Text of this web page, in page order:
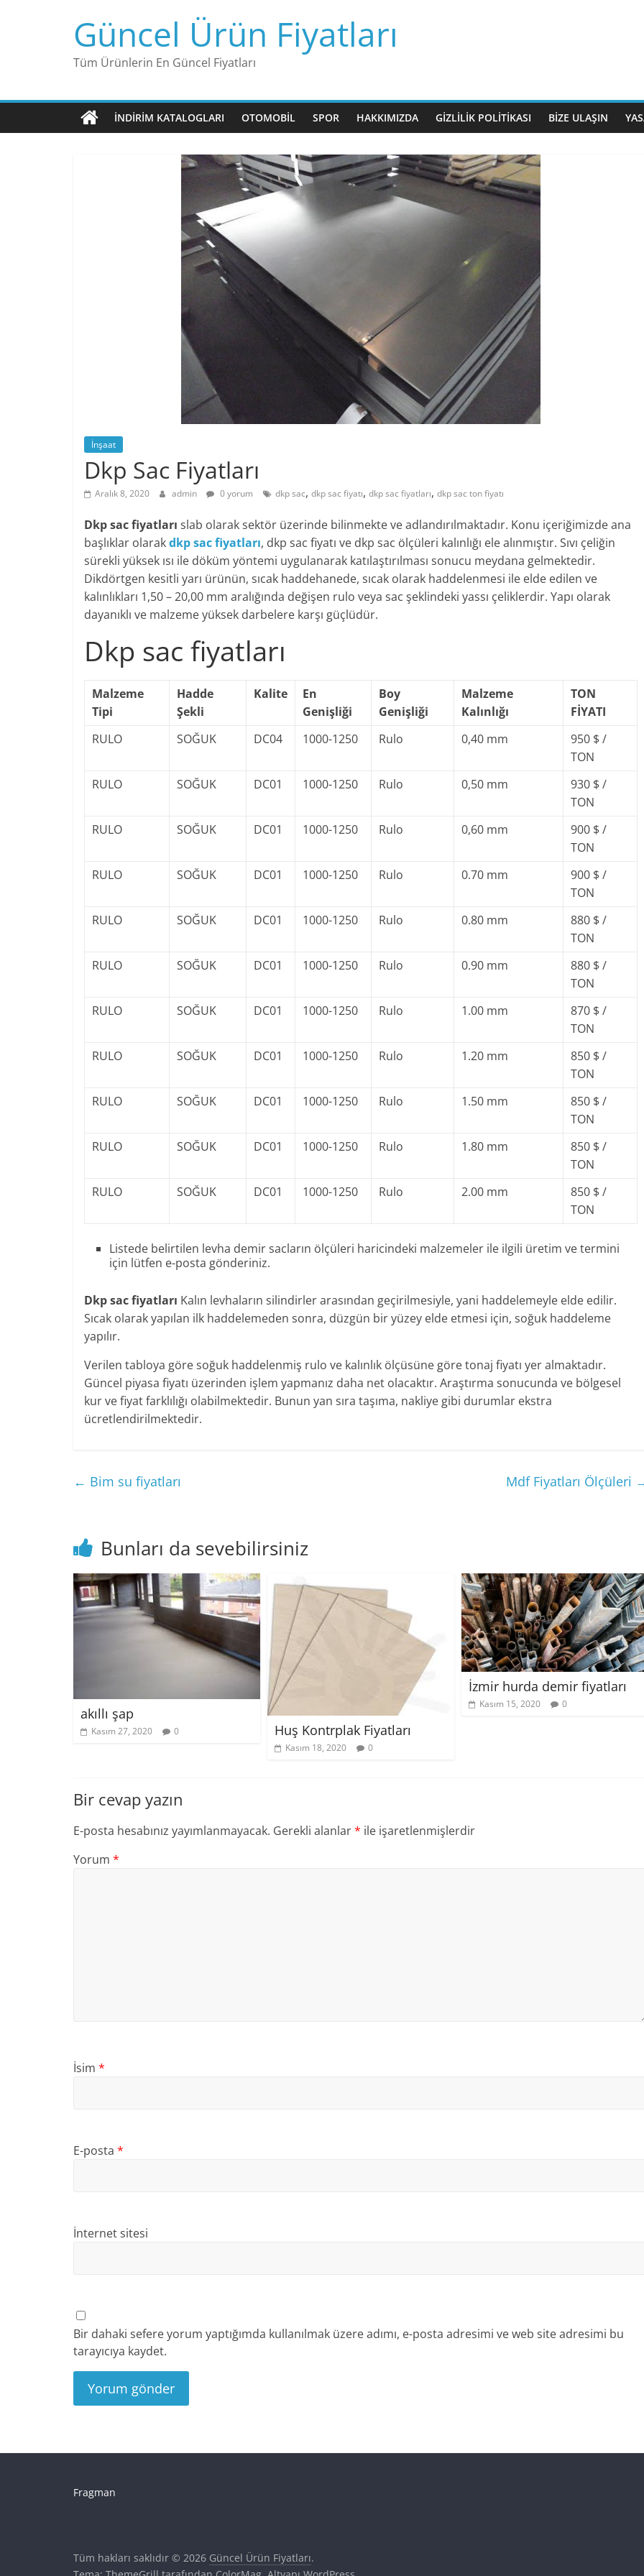
Güncel Ürün Fiyatları
Tüm Ürünlerin En Güncel Fiyatları
İNDIRIM KATALOGLARI OTOMOBIL SPOR HAKKIMIZDA GIZLILIK POLITIKASI BIZE ULAŞIN
İnşaat
Dkp Sac Fiyatları
Aralık 8, 2020 admin 0 yorum dkp sac, dkp sac fiyatı, dkp sac fiyatları, dkp sac ton fiyatı
Dkp sac fiyatları slab olarak sektör üzerinde bilinmekte ve adlandırılmaktadır. Konu içeriğimizde ana
başlıklar olarakdkp sac fiyatları, dkp sac fiyatı ve dkp sac ölçüleri kalınlığı ele alınmıştır. Sıvı çeliğin
sürekli yüksek ısı ile döküm yöntemi uygulanarak katılaştırılması sonucu meydana gelmektedir.
Dikdörtgen kesitli yarı ürünün, sıcak haddehanede, sıcak olarak haddelenmesi ile elde edilen ve
kalınlıkları 1,50 – 20,00 mm aralığında değişen rulo veya sac şeklindeki yassı çeliklerdir. Yapı olarak
dayanıklı ve malzeme yüksek darbelere karşı güçlüdür.
Dkp sac fiyatları
Malzeme
Tipi
Hadde
Şekli
Kalite
En
Genişliği
Boy
Genişliği
Malzeme
Kalınlığı
TON
FİYATI
RULO
SOĞUK DC04 1000-1250 Rulo 0,40 mm
950 $ /
TON
RULO
SOĞUK DC01 1000-1250 Rulo 0,50 mm
930 $ /
TON
RULO
SOĞUK DC01 1000-1250 Rulo 0,60 mm
900 $ /
TON
RULO
SOĞUK DC01 1000-1250 Rulo 0.70 mm
900 $ /
TON
RULO
SOĞUK DC01 1000-1250 Rulo 0.80 mm
880 $ /
TON
RULO
SOĞUK DC01 1000-1250 Rulo 0.90 mm
880 $ /
TON
RULO
SOĞUK DC01 1000-1250 Rulo 1.00 mm
870 $ /
TON
RULO
SOĞUK DC01 1000-1250 Rulo 1.20 mm
850 $ /
TON
RULO
SOĞUK DC01 1000-1250 Rulo 1.50 mm
850 $ /
TON
RULO
SOĞUK DC01 1000-1250 Rulo 1.80 mm
850 $ /
TON
RULO
SOĞUK DC01 1000-1250 Rulo 2.00 mm
850 $ /
TON
Listede belirtilen levha demir sacların ölçüleri haricindeki malzemeler ile ilgili üretim ve termini
için lütfen e-posta gönderiniz.
Dkp sac fiyatları Kalın levhaların silindirler arasından geçirilmesiyle, yani haddelemeyle elde edilir.
Sıcak olarak yapılan ilk haddelemeden sonra, düzgün bir yüzey elde etmesi için, soğuk haddeleme
yapılır.
Verilen tabloya göre soğuk haddelenmiş rulo ve kalınlık ölçüsüne göre tonaj fiyatı yer almaktadır.
Güncel piyasa fiyatı üzerinden işlem yapmanız daha net olacaktır. Araştırma sonucunda ve bölgesel
kur ve fiyat farklılığı olabilmektedir. Bunun yan sıra taşıma, nakliye gibi durumlar ekstra
ücretlendirilmektedir.
← Bim su fiyatları Mdf Fiyatları Ölçüleri
Bunları da sevebilirsiniz
akıllı şap
Kasım 27, 2020 0 Huş Kontrplak Fiyatları
Kasım 18, 2020 0
İzmir hurda demir fiyatları
Kasım 15, 2020 0
Bir cevap yazın
E-posta hesabınız yayımlanmayacak. Gerekli alanlar* ile işaretlenmişlerdir
Yorum *
İsim *
E-posta *
İnternet sitesi
Bir dahaki sefere yorum yaptığımda kullanılmak üzere adımı, e-posta adresimi ve web site adresimi bu
tarayıcıya kaydet.
Fragman
Tüm hakları saklıdır © 2026 Güncel Ürün Fiyatları.